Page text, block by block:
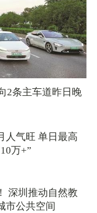
2条主车道昨日晚
人气旺 单日最高
万+”
深圳推动自然教
市公共空间